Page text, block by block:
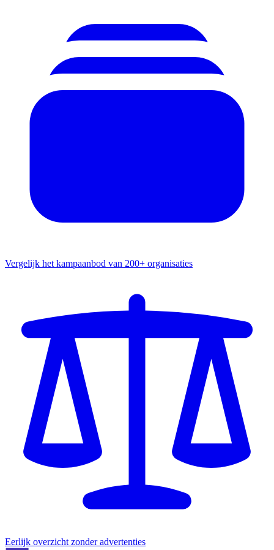
Vergelijk het kampaanbod van 200+ organisaties
Eerlijk overzicht zonder advertenties